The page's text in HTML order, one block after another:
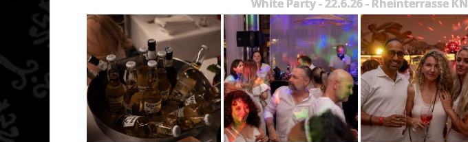
White Party - 22.6.26 - Rheinterrasse KN